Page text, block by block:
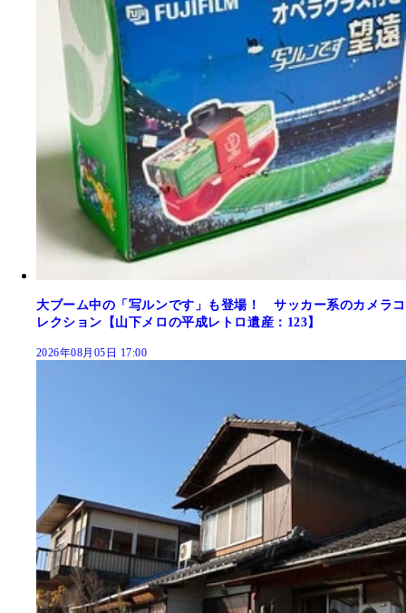
大ブーム中の「写ルンです」も登場！ サッカー系のカメラコ
レクション【山下メロの平成レトロ遺産：123】
2026年08月05日 17:00